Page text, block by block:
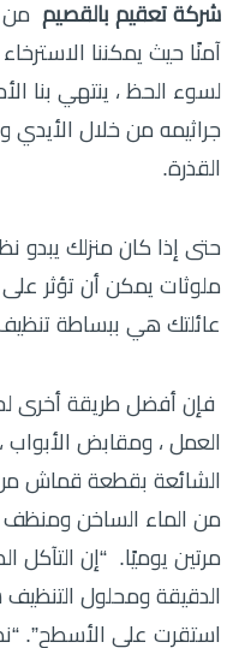
شركة تعقيم بالقصيم من
آمنًا حيث يمكننا
لسوء الحظ ، ينتهي بنا
جراثيمه من خلال الأيدي
القذرة.
حتى إذا كان منزلك يبدو
ملوثات يمكن أن تؤثر
عائلتك هي ببساطة
فإن أفضل طريقة أخرى
العمل ، ومقابض الأبواب
الشائعة بقطعة قماش من
من الماء الساخن ومنظف
مرتين يوميًا. “إن
الدقيقة ومحلول
استقرت على الأسطح”.